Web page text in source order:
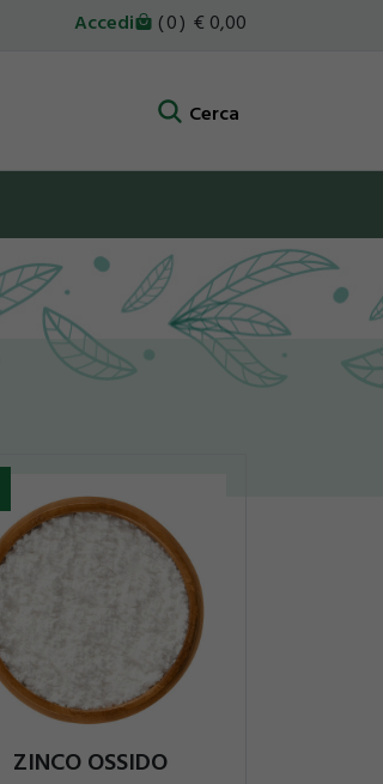
Accedi 0 0,00
Cerca
ZINCO OSSIDO